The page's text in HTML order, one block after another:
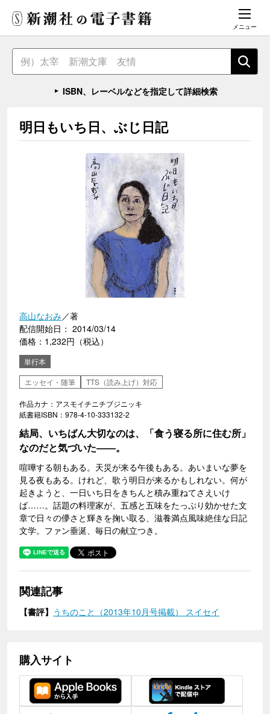
メニュー
ISBN、レーベルなどを指定して詳細検索
明日もいち日、ぶじ日記
高山なおみ／著
配信開始日： 2014/03/14
価格：1,232円（税込）
単行本
エッセイ・随筆
TTS（読み上げ）対応
作品カナ：アスモイチニチブジニッキ
紙書籍ISBN：978-4-10-333132-2
結局、いちばん大切なのは、「食う寝る所に住む所」
なのだと気づいた――。
喧嘩する朝もある。天災が来る午後もある。あいまいな夢を
見る夜もある。けれど、歌う明日が来るかもしれない。何が
起きようと、一日いち日をきちんと積み重ねてさえいけ
ば……。話題の料理家が、五感と五味をたっぷり効かせた文
章で日々の儚さと輝きを掬い取る、滋養満点風味絶佳な日記
文学。ファン垂涎、毎日の献立つき。
関連記事
【書評】 うちのこと（2013年10月号掲載） スイセイ
購入サイト